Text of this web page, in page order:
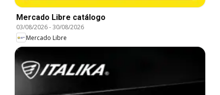
Mercado Libre catálogo
03/08/2026-30/08/2026
Mercado Libre